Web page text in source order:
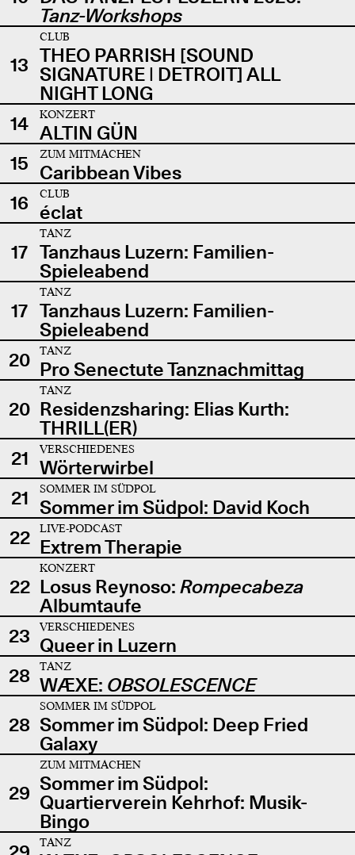
Tanz-Workshops
13
CLUB
THEO PARRISH [SOUND
SIGNATURE | DETROIT] ALL
NIGHT LONG
14
KONZERT
ALTIN GÜN
15
ZUM MITMACHEN
Caribbean Vibes
16
CLUB
éclat
17
TANZ
Tanzhaus Luzern: Familien-
Spieleabend
17
TANZ
Tanzhaus Luzern: Familien-
Spieleabend
20
TANZ
Pro Senectute Tanznachmittag
20
TANZ
Residenzsharing: Elias Kurth:
THRILL(ER)
21
VERSCHIEDENES
Wörterwirbel
21
SOMMER IM SÜDPOL
Sommer im Südpol: David Koch
22
LIVE-PODCAST
Extrem Therapie
22
KONZERT
Losus Reynoso: Rompecabeza
Albumtaufe
23
VERSCHIEDENES
Queer in Luzern
28
TANZ
WÆXE: OBSOLESCENCE
28
SOMMER IM SÜDPOL
Sommer im Südpol: Deep Fried
Galaxy
29
ZUM MITMACHEN
Sommer im Südpol:
Quartierverein Kehrhof: Musik-
Bingo
TANZ